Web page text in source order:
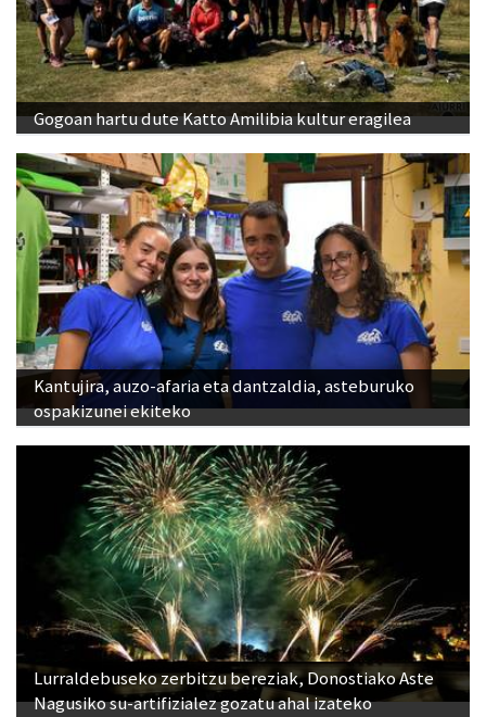
Gogoan hartu dute Katto Amilibia kultur eragilea
Kantujira, auzo-afaria eta dantzaldia, asteburuko
ospakizunei ekiteko
Lurraldebuseko zerbitzu bereziak, Donostiako Aste
Nagusiko su-artifizialez gozatu ahal izateko